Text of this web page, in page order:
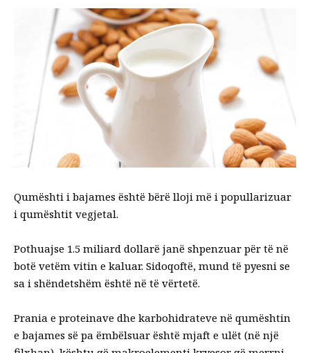
Qumështi i bajames është bërë lloji më i popullarizuar
i qumështit vegjetal.
Pothuajse 1.5 miliard dollarë janë shpenzuar për të në
botë vetëm vitin e kaluar. Sidoqoftë, mund të pyesni se
sa i shëndetshëm është në të vërtetë.
Prania e proteinave dhe karbohidrateve në qumështin
e bajames së pa ëmbëlsuar është mjaft e ulët (në një